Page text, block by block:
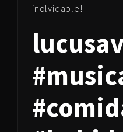
inolvidable!